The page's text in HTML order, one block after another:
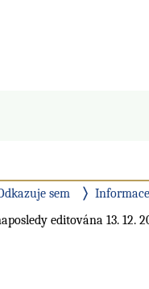
sem
editována 13. 12.